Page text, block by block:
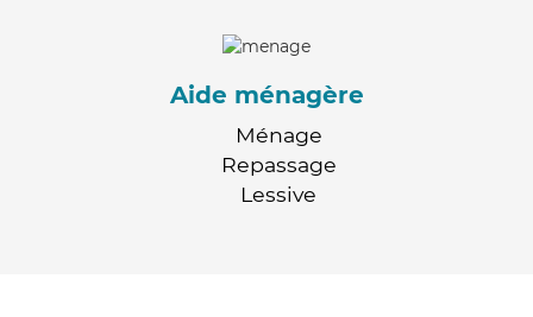
Aide ménagère
Ménage
Repassage
Lessive